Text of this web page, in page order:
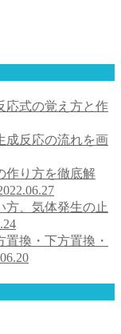
応式の覚え方と作
成反応の流れを画
作り方を徹底解
方、気体発生の止
置換・下方置換・